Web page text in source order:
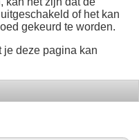
of het kan
gekeurd te worden.
je deze pagina kan